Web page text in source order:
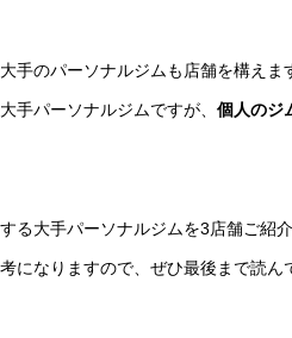
手のパーソナルジムも店舗を構え
手パーソナルジムですが、 個人のジ
る大手パーソナルジムを3店舗ご紹
になりますので、ぜひ最後まで読ん